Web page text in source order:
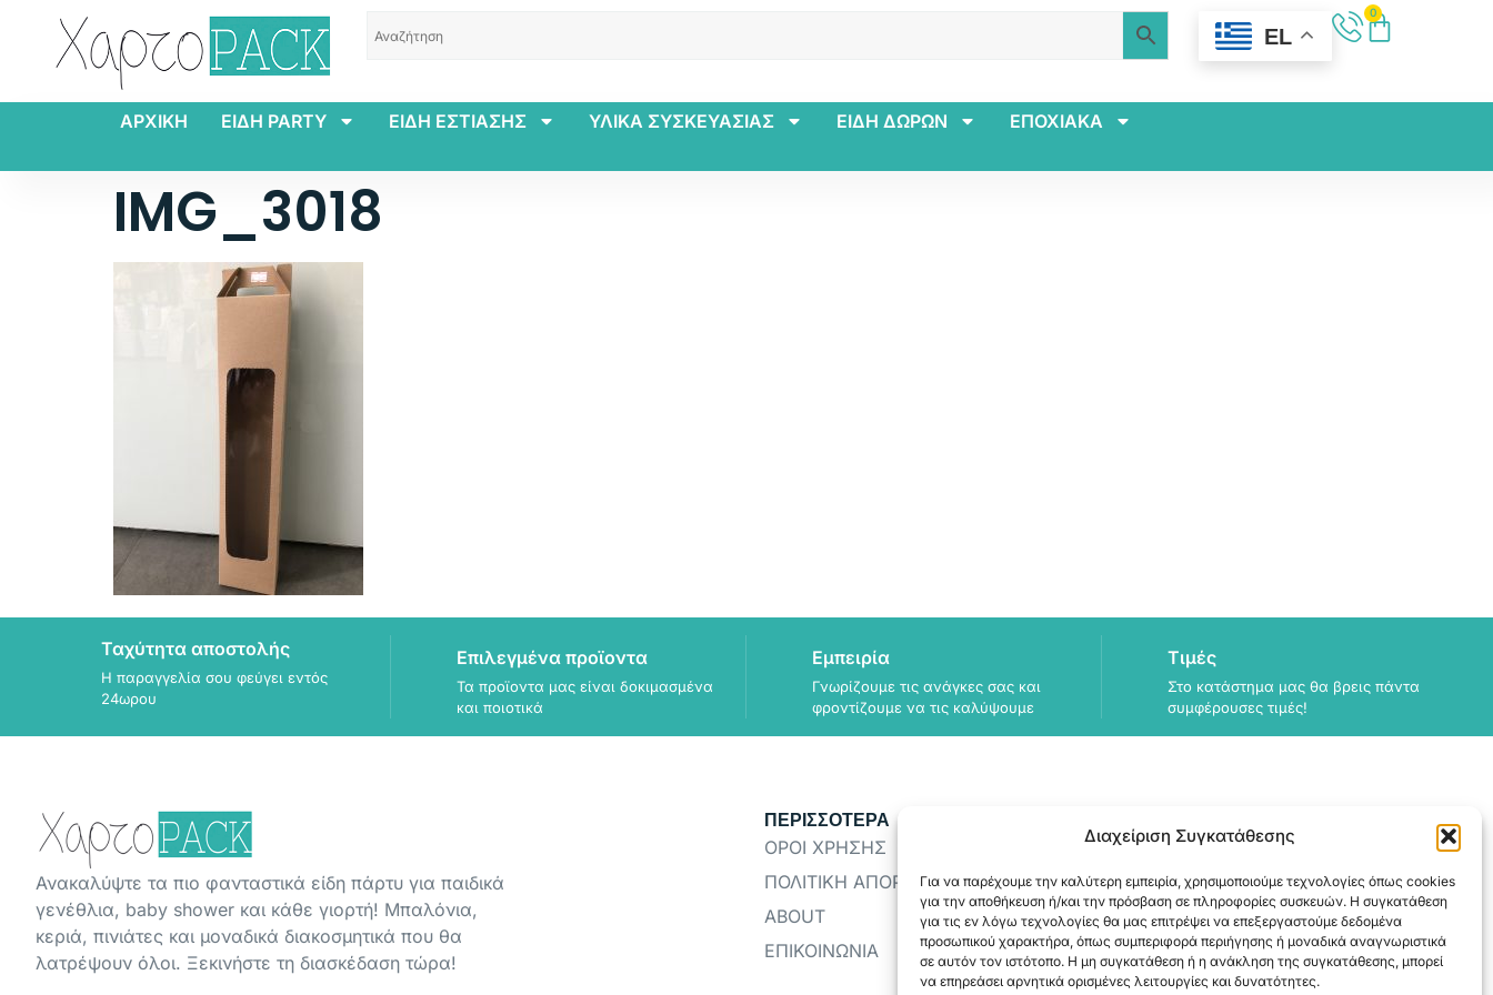
Διαχείριση Συγκατάθεσης
Για να παρέχουμε την καλύτερη εμπειρία, χρησιμοποιούμε τεχνολογίες όπως cookies
για την αποθήκευση ή/και την πρόσβαση σε πληροφορίες συσκευών. Η συγκατάθεση
για τις εν λόγω τεχνολογίες θα μας επιτρέψει να επεξεργαστούμε δεδομένα
προσωπικού χαρακτήρα, όπως συμπεριφορά περιήγησης ή μοναδικά αναγνωριστικά
σε αυτόν τον ιστότοπο. Η μη συγκατάθεση ή η ανάκληση της συγκατάθεσης, μπορεί
να επηρεάσει αρνητικά ορισμένες λειτουργίες και δυνατότητες.
EL
0
ΑΡΧΙΚΗ ΕΙΔΗ PARTY ΕΙΔΗ ΕΣΤΙΑΣΗΣ ΥΛΙΚΑ ΣΥΣΚΕΥΑΣΙΑΣ ΕΙΔΗ ΔΩΡΩΝ ΕΠΟΧΙΑΚΑ
IMG_3018
Ταχύτητα αποστολής
Η παραγγελία σου φεύγει εντός
24ωρου
Επιλεγμένα προϊοντα
Τα προϊοντα μας είναι δοκιμασμένα
και ποιοτικά
Εμπειρία
Γνωρίζουμε τις ανάγκες σας και
φροντίζουμε να τις καλύψουμε
Τιμές
Στο κατάστημα μας θα βρεις πάντα
συμφέρουσες τιμές!
Ανακαλύψτε τα πιο φανταστικά είδη πάρτυ για παιδικά
γενέθλια, baby shower και κάθε γιορτή! Μπαλόνια,
κεριά, πινιάτες και μοναδικά διακοσμητικά που θα
λατρέψουν όλοι. Ξεκινήστε τη διασκέδαση τώρα!
ΠΕΡΙΣΣΟΤΕΡΑ
ΟΡΟΙ ΧΡΗΣΗΣ
ΠΟΛΙΤΙΚΗ ΑΠΟΡΡΗΤΟΥ
ABOUT
ΕΠΙΚΟΙΝΩΝΙΑ
ΑΠΟΣΤΟΛΗ
ΕΞΟΦΛΗΣΗ